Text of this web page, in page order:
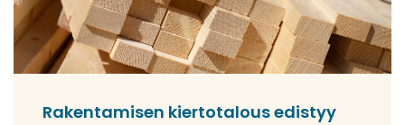
Rakentamisen kiertotalous edistyy